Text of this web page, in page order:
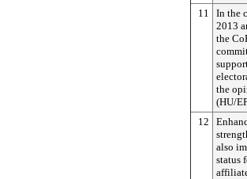
11
In the
2013
the
the
(HU/
12
also
status